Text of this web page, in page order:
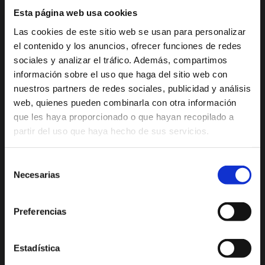
Esta página web usa cookies
Las cookies de este sitio web se usan para personalizar
el contenido y los anuncios, ofrecer funciones de redes
sociales y analizar el tráfico. Además, compartimos
información sobre el uso que haga del sitio web con
nuestros partners de redes sociales, publicidad y análisis
web, quienes pueden combinarla con otra información
que les haya proporcionado o que hayan recopilado a
partir del uso que haya hecho de sus servicios.
Necesarias
Preferencias
Estadística
Bancos
y
cambio
de
divisas
Bares
y
restaurantes
Clínicas
Donde
nuestros
Cultura y Patrimonio
Paseo por Xàbia
Histórica
El Port de Xàbia,
Duanes de la Mar
Playa del Arenal
Miradores
Espacios Protegidos
Fiestas en Xàbia
Imágenes 360º
Camino del Alba
Actividades
deportivas
Ruta del Arte
Con niños
De compras
Ocio y diversión